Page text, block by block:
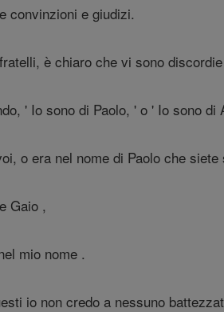
convinzioni e giudizi.
è chiaro che vi sono
' Io sono di Paolo, ' o ' Io sono
o era nel nome di Paolo che
Gaio ,
mio nome .
io non credo a nessuno